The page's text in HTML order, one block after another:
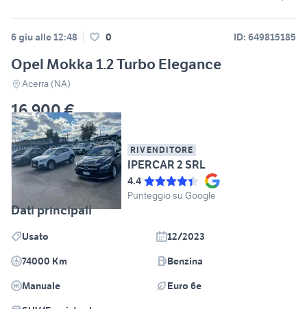
6 giu alle 12:48 0 ID: 649815185
Opel Mokka 1.2 Turbo Elegance
Acerra (NA)
16.900 €
RIVENDITORE
IPERCAR 2 SRL
4.4
Punteggio su Google
Dati principali
Usato
12/2023
74000 Km
Benzina
Manuale
Euro 6e